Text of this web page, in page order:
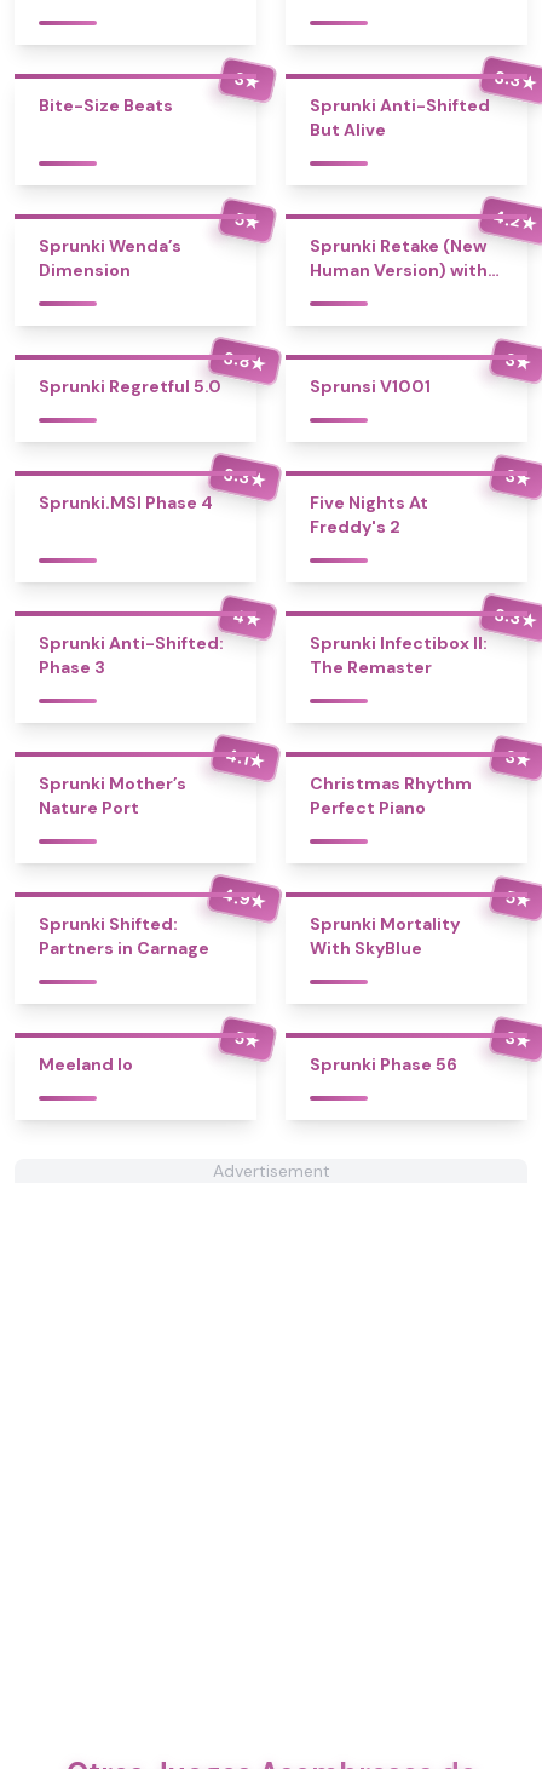
3★
Bite-Size Beats
3.3★
Sprunki Anti-Shifted
But Alive
5★
Sprunki Wenda’s
Dimension
4.2★
Sprunki Retake (New
Human Version) with
3.8★
Sprunki Regretful 5.0
3★
Sprunsi V1001
3.3★
Sprunki.MSI Phase 4
3★
Five Nights At
Freddy's 2
4★
Sprunki Anti-Shifted:
Phase 3
3.3★
Sprunki Infectibox II:
The Remaster
4.1★
Sprunki Mother’s
Nature Port
3★
Christmas Rhythm
Perfect Piano
4.9★
Sprunki Shifted:
Partners in Carnage
5★
Sprunki Mortality
With SkyBlue
5★
Meeland Io
3★
Sprunki Phase 56
Advertisement